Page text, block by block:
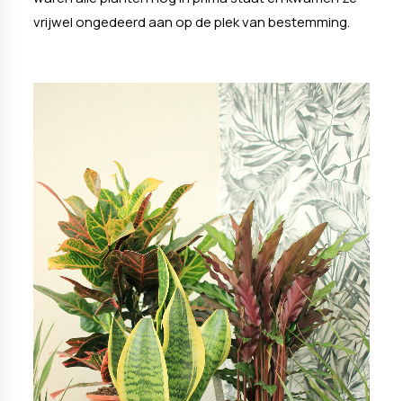
vrijwel ongedeerd aan op de plek van bestemming.